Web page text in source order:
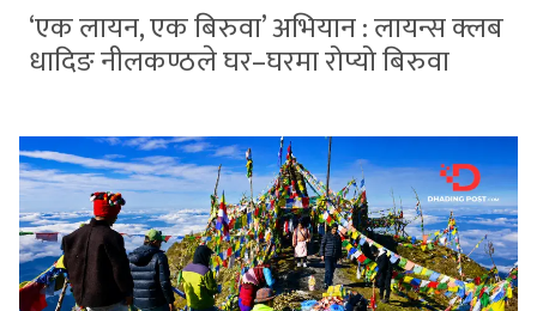
‘एक लायन, एक बिरुवा’ अभियान : लायन्स क्लब
धादिङ नीलकण्ठले घर–घरमा रोप्यो बिरुवा